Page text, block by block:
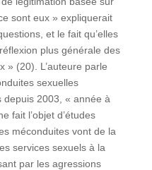
sont eux » expliquerait
et le fait qu’elles
plus générale des
» (20). L’auteure parle
sexuelles
depuis 2003, « année à
fait l’objet d’études
méconduites vont de la
services sexuels à la
par les agressions